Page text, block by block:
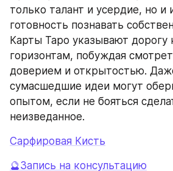
только талант и усердие, но
готовность познавать
Карты Таро указывают дорогу
горизонтам, побуждая
доверием и открытостью.
сумасшедшие идеи могут
опытом, если не бояться
неизведанное.
Сapфировая Кисть
🔮Запись на консультацию